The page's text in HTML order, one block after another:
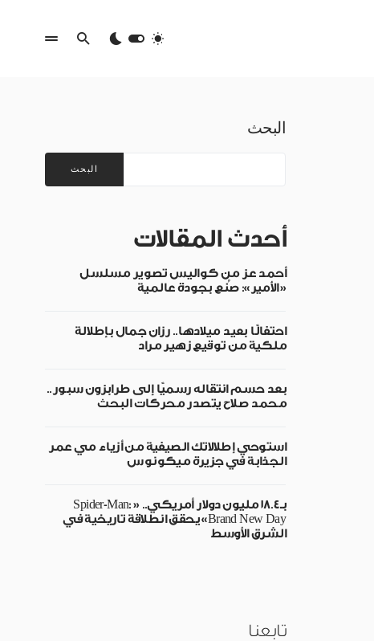
البحث
البحث
أحدث المقالات
أحمد عز من كواليس تصوير مسلسل
«الأمير»: صُنع بجودة عالمية
احتفالًا بعيد ميلادها.. رزان جمال بإطلالة
ملكية من توقيع زهير مراد
بعد حسم انتقاله رسميًا إلى طرابزون سبور..
محمد صلاح يتصدر محركات البحث
استوحي إطلالاتك الصيفية من أزياء مي عمر
الجذابة في جزيرة ميكونوس
بـ18.4 مليون دولار أمريكي.. «Spider-Man:
Brand New Day» يحقق انطلاقة تاريخية في
الشرق الأوسط
تابعنا